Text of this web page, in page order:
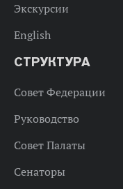
Экскурсии
English
СТРУКТУРА
Совет Федерации
Руководство
Совет Палаты
Сенаторы